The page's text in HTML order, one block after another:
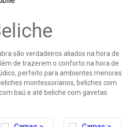
Cama
Beliche
são verdadeiros aliados na hora de
de trazerem o conforto na hora de
perfeito para ambientes menores.
montessorianos, beliches com
baú e até beliche com gavetas.